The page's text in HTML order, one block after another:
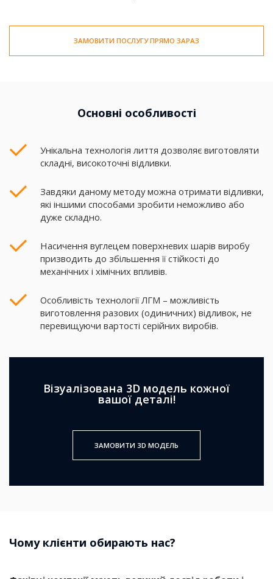
ЗАМОВИТИ ПОСЛУГУ ПРЯМО ЗАРАЗ
Основні особливості
Унікальна технологія лиття дозволяє виготовляти
складні, високоточні відливки.
Завдяки даному методу можна отримати відливки,
які іншими способами зробити неможливо або
дуже складно.
Насичення вуглецем поверхневих шарів виробу
призводить до збільшення її стійкості до
механічних і хімічних впливів.
Особливість технології ЛГМ – можливість
виготовлення разових (одиничних) відливок, не
перевищуючи вартості серійних виробів.
Візуалізована 3D модель кожної
вашої деталі!
ЗАМОВИТИ 3D МОДЕЛЬ
Чому клієнти обирають нас?